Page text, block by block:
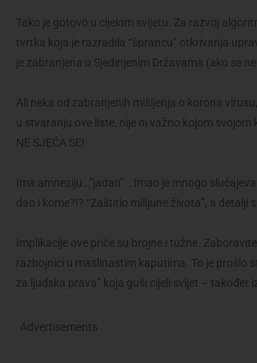
Tako je gotovo u cijelom svijetu. Za razvoj
tvrtka koja je razradila “šprancu” otkrivanja
je zabranjena u Sjedinjenim Državama (ako se
Ali neka od zabranjenih mišljenja o korona
u stvaranju ove liste, nije ni važno kojom
NE SJEĆA SE!
Ima amneziju…”jadan”… Imao je mnogo
dao i kome?!? “Zaštitio milijune života”, a detalji
Implikacije ove priče su brojne i tužne.
razbojnici u maslinastim kaputima. To je prošlo
za ljudska prava” koja guši cijeli svijet – također
Advertisements